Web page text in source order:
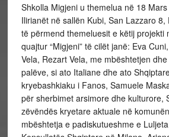
Shkolla Migjeni u themelua në 18
Ilirianët në sallën Kubi, San Lazzaro 8,
të përmend themeluesit e këtij projekti
quajtur “Migjeni” të cilët janë: Eva
Vela, Rezart Vela, me mbështetjen
palëve, si ato Italiane dhe ato
kryebashkiaku i Fanos, Samuele
për sherbimet arsimore dhe kulturore,
zëvëndës kryetare aktuale në
mbështetja e padiskutueshme e